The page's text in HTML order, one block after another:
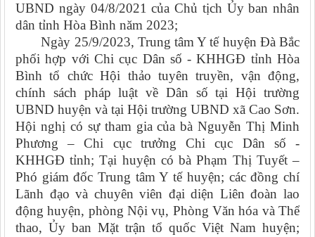
UBND ngày 04/8/2021 của Chủ tịch Ủy ban nhân
dân tỉnh Hòa Bình năm 2023;
Ngày 25/9/2023, Trung tâm Y tế huyện Đà Bắc
phối hợp với Chi cục Dân số - KHHGĐ tỉnh Hòa
Bình tổ chức Hội thảo tuyên truyền, vận động,
chính sách pháp luật về Dân số tại Hội trường
UBND huyện và tại Hội trường UBND xã Cao Sơn.
Hội nghị có sự tham gia của bà Nguyễn Thị Minh
Phương – Chi cục trưởng Chi cục Dân số -
KHHGĐ tỉnh; Tại huyện có bà Phạm Thị Tuyết –
Phó giám đốc Trung tâm Y tế huyện; các đồng chí
Lãnh đạo và chuyên viên đại diện Liên đoàn lao
động huyện, phòng Nội vụ, Phòng Văn hóa và Thể
thao, Ủy ban Mặt trận tổ quốc Việt Nam huyện;